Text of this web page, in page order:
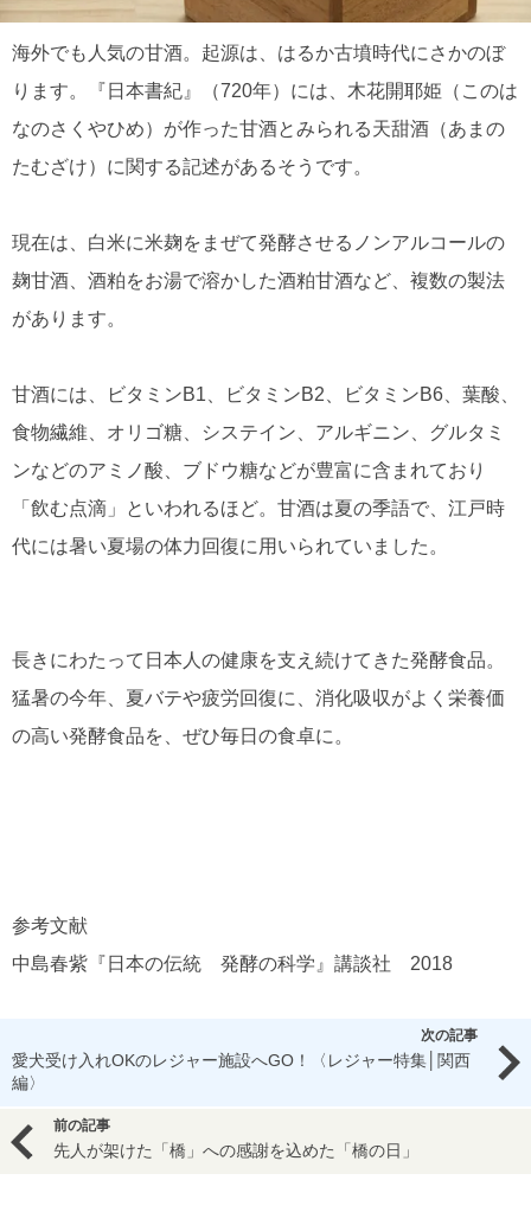
海外でも人気の甘酒。起源は、はるか古墳時代にさかのぼ
ります。『日本書紀』（720年）には、木花開耶姫（このは
なのさくやひめ）が作った甘酒とみられる天甜酒（あまの
たむざけ）に関する記述があるそうです。
現在は、白米に米麹をまぜて発酵させるノンアルコールの
麹甘酒、酒粕をお湯で溶かした酒粕甘酒など、複数の製法
があります。
甘酒には、ビタミンB1、ビタミンB2、ビタミンB6、葉酸、
食物繊維、オリゴ糖、システイン、アルギニン、グルタミ
ンなどのアミノ酸、ブドウ糖などが豊富に含まれており
「飲む点滴」といわれるほど。甘酒は夏の季語で、江戸時
代には暑い夏場の体力回復に用いられていました。
長きにわたって日本人の健康を支え続けてきた発酵食品。
猛暑の今年、夏バテや疲労回復に、消化吸収がよく栄養価
の高い発酵食品を、ぜひ毎日の食卓に。
参考文献
中島春紫『日本の伝統 発酵の科学』講談社 2018
次の記事
愛犬受け入れOKのレジャー施設へGO！〈レジャー特集│関西
編〉
前の記事
先人が架けた「橋」への感謝を込めた「橋の日」